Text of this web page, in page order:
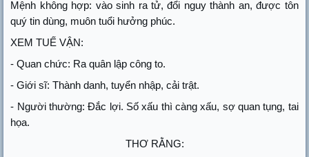
Mệnh không hợp: vào sinh ra tử, đổi nguy thành an, được tôn
quý tin dùng, muôn tuổi hưởng phúc.
XEM TUẾ VẬN:
- Quan chức: Ra quân lập công to.
- Giới sĩ: Thành danh, tuyển nhập, cải trật.
- Người thường: Đắc lợi. Số xấu thì càng xấu, sợ quan tụng, tai
họa.
THƠ RẰNG: